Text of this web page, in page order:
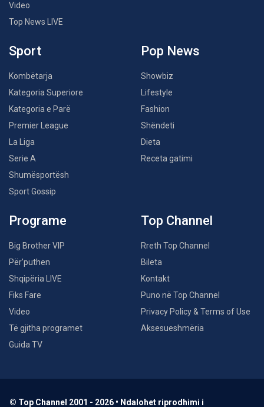
Video
Top News LIVE
Sport
Kombëtarja
Kategoria Superiore
Kategoria e Parë
Premier League
La Liga
Serie A
Shumësportësh
Sport Gossip
Pop News
Showbiz
Lifestyle
Fashion
Shëndeti
Dieta
Receta gatimi
Programe
Big Brother VIP
Për’puthen
Shqipëria LIVE
Fiks Fare
Video
Të gjitha programet
Guida TV
Top Channel
Rreth Top Channel
Bileta
Kontakt
Puno në Top Channel
Privacy Policy & Terms of Use
Aksesueshmëria
© Top Channel 2001 - 2026 • Ndalohet riprodhimi i